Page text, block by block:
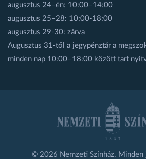
augusztus 24–én: 10:00–14:00
augusztus 25–28: 10:00-18:00
augusztus 29-30: zárva
Augusztus 31-től a jegypénztár a
minden nap 10:00–18:00 között tart
© 2026 Nemzeti Színház. Minden